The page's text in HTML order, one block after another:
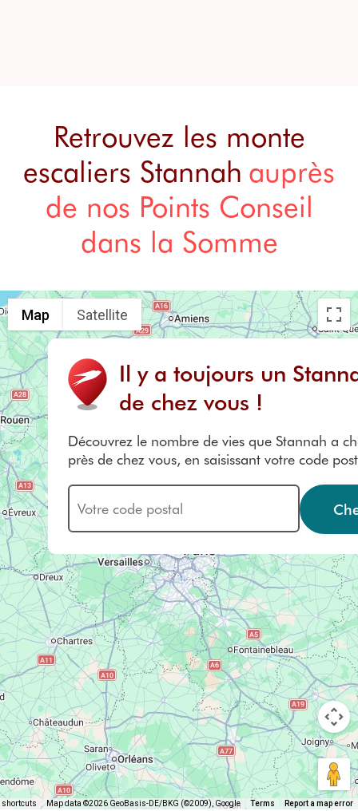
Retrouvez les monte
escaliers Stannah auprès
de nos Points Conseil
dans la Somme
Il y a toujours un
de chez vous !
Découvrez le nombre de vies que Stannah a
près de chez vous, en saisissant votre code
Map Satellite
shortcuts Map data ©2026 GeoBasis-DE/BKG (©2009), Google Terms Report a map error